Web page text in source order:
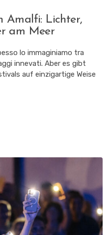
Amalfi: Lichter,
am Meer
lo immaginiamo tra
innevati. Aber es gibt
auf einzigartige Weise